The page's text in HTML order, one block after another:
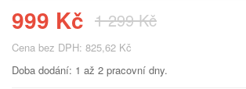
999 Kč 1 299 Kč
Cena bez DPH: 825,62 Kč
Doba dodání: 1 až 2 pracovní dny.